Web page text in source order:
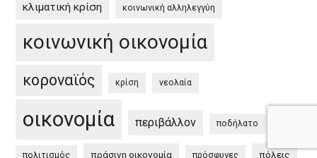
κλιματική κρίση κοινωνική αλληλεγγύη
κοινωνική οικονομία
κοροναϊός κρίση νεολαία
οικονομία περιβάλλον ποδήλατο
πολιτισμός πράσινη οικονομία πρόσφυγες πόλεις